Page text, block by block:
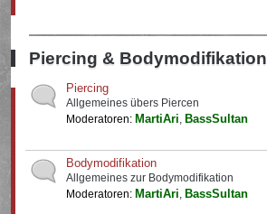
Piercing & Bodymodifikation
Piercing
Allgemeines übers Piercen
Moderatoren: MartiAri, BassSultan
Bodymodifikation
Allgemeines zur Bodymodifikation
Moderatoren: MartiAri, BassSultan